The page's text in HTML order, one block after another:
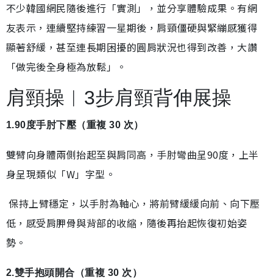
不少韓國網民隨後進行「實測」，並分享體驗成果。有網
友表示，連續堅持練習一星期後，肩頸僵硬與緊繃感獲得
顯著舒緩，甚至連長期困擾的圓肩狀況也得到改善，大讚
「做完後全身極為放鬆」。
肩頸操︱3步肩頸背伸展操
1.90度手肘下壓（重複 30 次）
雙臂向身體兩側抬起至與肩同高，手肘彎曲呈90度，上半
身呈現類似「W」字型。
保持上臂穩定，以手肘為軸心，將前臂緩緩向前、向下壓
低，感受肩胛骨與背部的收縮，隨後再抬起恢復初始姿
勢。
2.雙手抱頭開合（重複 30 次）